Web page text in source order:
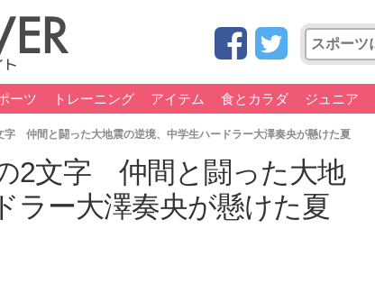
ーツ トレーニング アイテム 食とカラダ ジュニア
字 仲間と闘った大地震の逆境、中学生ハードラー大澤奏央が懸けた夏
2文字 仲間と闘った大地
ラー大澤奏央が懸けた夏